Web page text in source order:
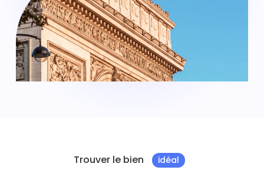
Trouver le bien idéal